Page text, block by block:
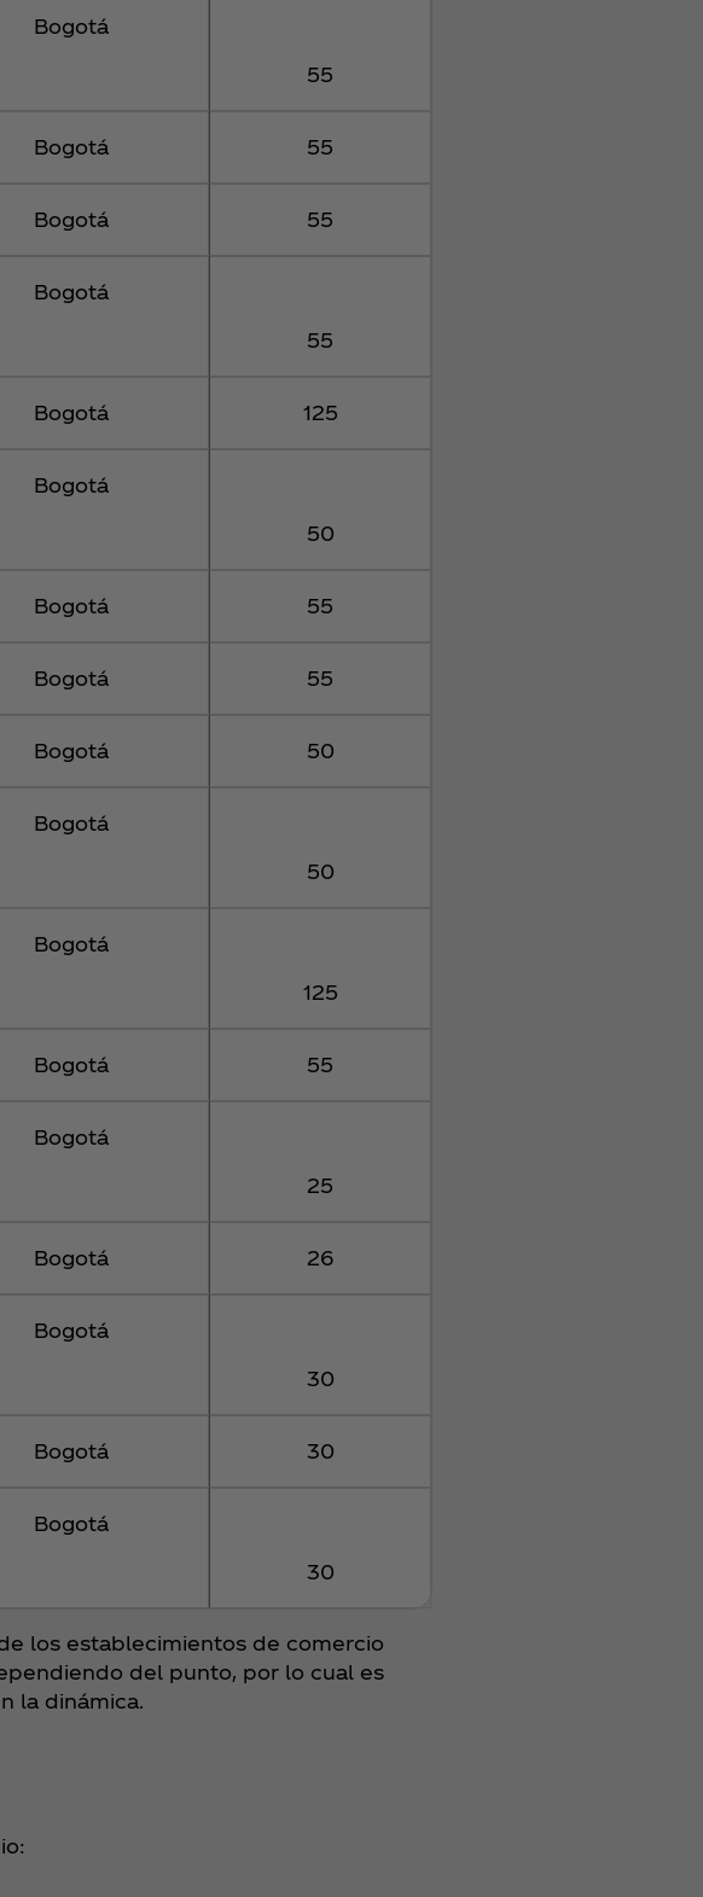
Bogotá
55
Bogotá 55
Bogotá 55
Bogotá
55
Bogotá 125
Bogotá
50
Bogotá 55
Bogotá 55
Bogotá 50
Bogotá
50
Bogotá
125
Bogotá 55
Bogotá
25
Bogotá 26
Bogotá
30
Bogotá 30
Bogotá
30
los establecimientos de comercio
del punto, por lo cual es
la dinámica.